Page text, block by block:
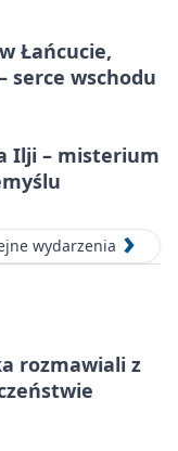
Łańcucie,
serce wschodu
Ilji – misterium
wydarzenia
rozmawiali z